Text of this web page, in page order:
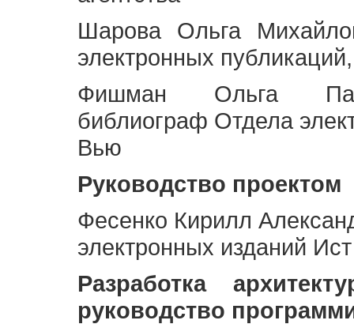
Шарова Ольга
электронных
Фишман Ольга
библиограф Отдела
Вью
Руководство проектом
Фесенко Кирилл
электронных изданий
Разработка
руководство